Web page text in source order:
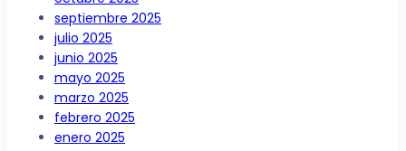
septiembre 2025
julio 2025
junio 2025
mayo 2025
marzo 2025
febrero 2025
enero 2025